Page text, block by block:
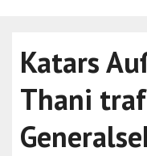
Katars
Thani